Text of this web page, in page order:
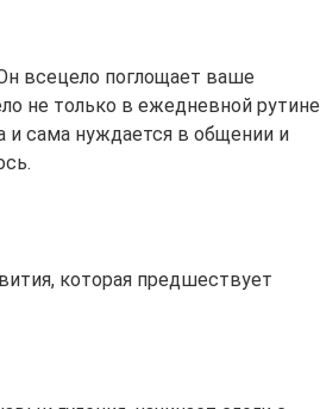
всецело поглощает ваше
не только в ежедневной рутине
и сама нуждается в общении и
которая предшествует